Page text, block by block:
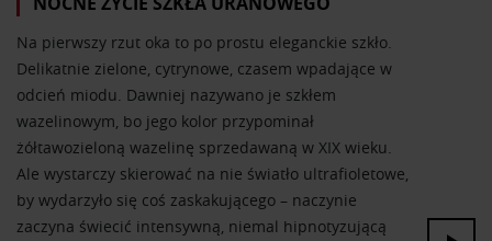
Na pierwszy rzut oka to po prostu eleganckie szkło.
Delikatnie zielone, cytrynowe, czasem wpadające w
odcień miodu. Dawniej nazywano je szkłem
wazelinowym, bo jego kolor przypominał
żółtawozieloną wazelinę sprzedawaną w XIX wieku.
Ale wystarczy skierować na nie światło ultrafioletowe,
by wydarzyło się coś zaskakującego – naczynie
zaczyna świecić intensywną, niemal hipnotyzującą